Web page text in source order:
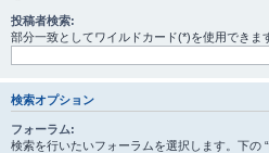
投稿者検索:
部分一致としてワイルドカード(*)を使用できま
検索オプション
フォーラム:
検索を行いたいフォーラムを選択します。下の